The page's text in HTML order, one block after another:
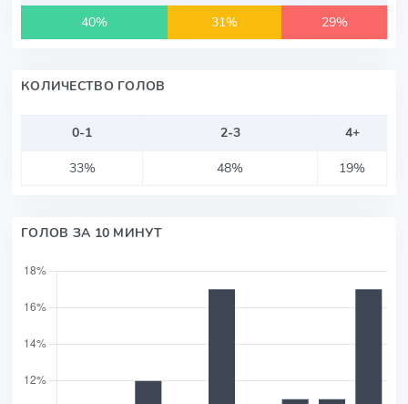
40%
31% 29%
КОЛИЧЕСТВО ГОЛОВ
0-1 2-3
4+
33%
48% 19%
ГОЛОВ ЗА 10 МИНУТ